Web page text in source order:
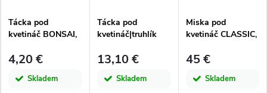
Tácka pod
kvetináč BONSAI,
JP013)|Esschert
4,20 €
Skladem
Tácka pod
kvetináč|truhlík
plast,
ITE|Artevasi
13,10 €
Skladem
Miska pod
kvetináč CLASSIC,
glazúra, ks
45 €
Skladem